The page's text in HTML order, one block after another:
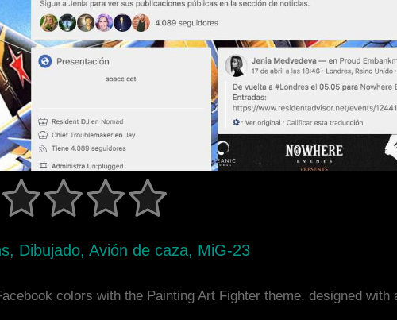
Dibujado, Avión de caza, MiG-23
colors with the Painting Art Fighter theme, designed